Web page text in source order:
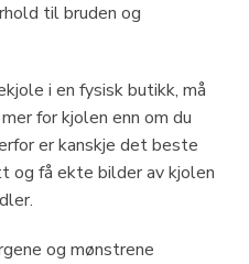
til bruden og
i en fysisk butikk, må
for kjolen enn om du
er kanskje det beste
få ekte bilder av kjolen
og mønstrene